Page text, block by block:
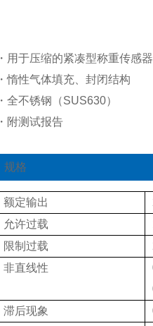
・用于压缩的紧凑型称重传感器
・惰性气体填充、封闭结构
・全不锈钢（SUS630）
・附测试报告
规格
额定输出
允许过载
限制过载
非直线性
滞后现象